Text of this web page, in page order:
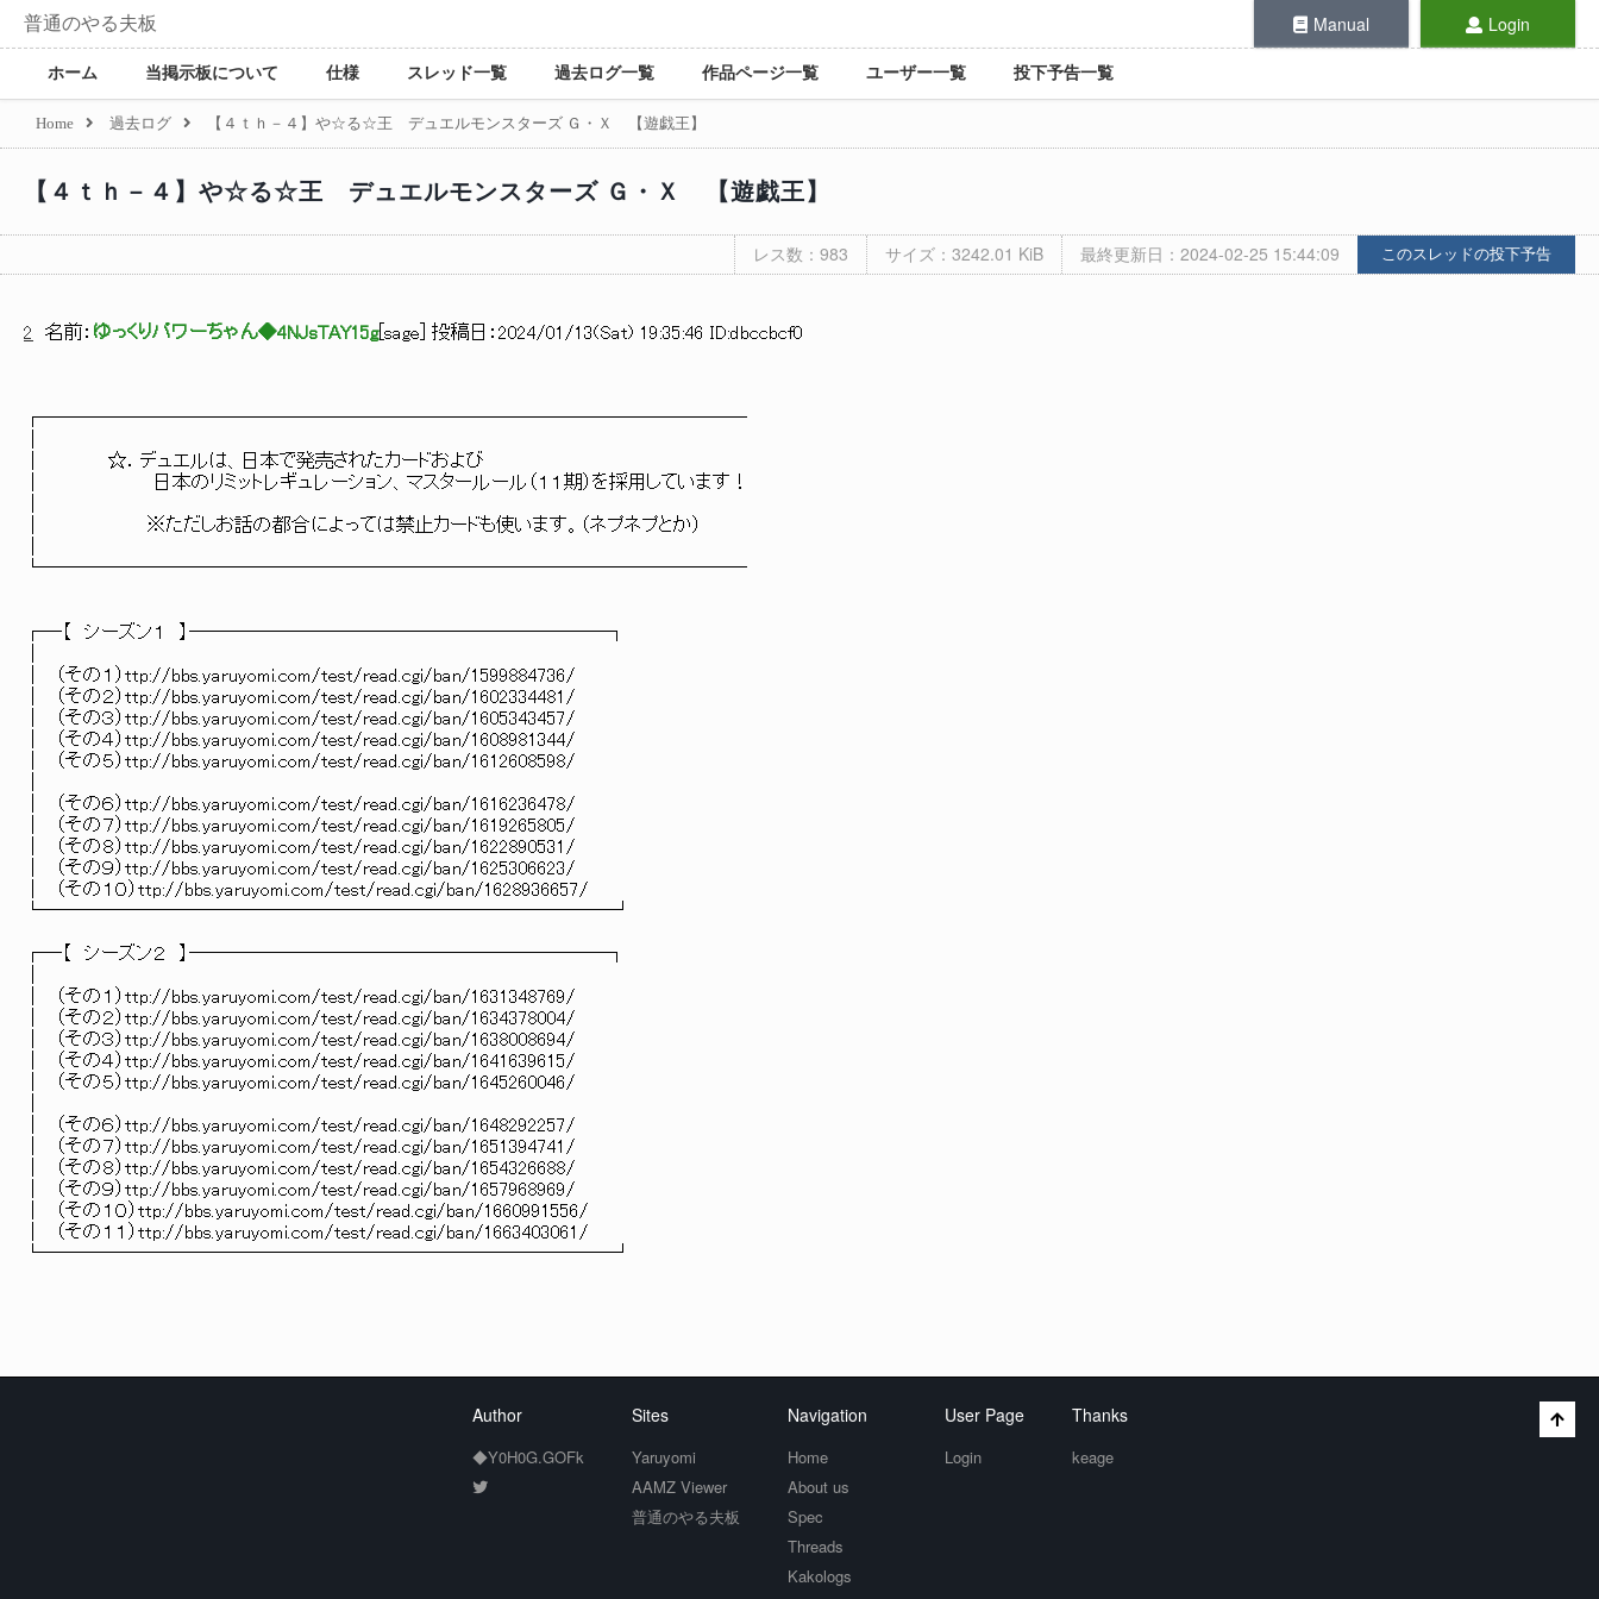
普通のやる夫板 Manual Login
ホーム 当掲示板について 仕様 スレッド一覧 過去ログ一覧 作品ページ一覧 ユーザー一覧 投下予告一覧
Home 過去ログ 【４ｔｈ－４】や☆る☆王 デュエルモンスターズ Ｇ・Ｘ 【遊戯王】
【４ｔｈ－４】や☆る☆王 デュエルモンスターズ Ｇ・Ｘ 【遊戯王】
レス数：983 サイズ：3242.01 KiB 最終更新日：2024-02-25 15:44:09 このスレッドの投下予告
2 名前： ゆっくりパワーちゃん◆4NJsTAY15g[ sage ] 投稿日： 2024/01/13(Sat) 19:35:46 ID:dbccbcf0
┌─────────────────────────────────────
│ ☆．デュエルは、日本で発売されたカードおよび
│ 日本のリミットレギュレーション、マスタールール（１１期）を採用しています！
│ ※ただしお話の都合によっては禁止カードも使います。（ネプネプとか）
└─────────────────────────────────────
┌─【 シーズン１ 】──────────────────────┐
│ （その１）ttp://bbs.yaruyomi.com/test/read.cgi/ban/1599884736/
│ （その２）ttp://bbs.yaruyomi.com/test/read.cgi/ban/1602334481/
│ （その３）ttp://bbs.yaruyomi.com/test/read.cgi/ban/1605343457/
│ （その４）ttp://bbs.yaruyomi.com/test/read.cgi/ban/1608981344/
│ （その５）ttp://bbs.yaruyomi.com/test/read.cgi/ban/1612608598/
│ （その６）ttp://bbs.yaruyomi.com/test/read.cgi/ban/1616236478/
│ （その７）ttp://bbs.yaruyomi.com/test/read.cgi/ban/1619265805/
│ （その８）ttp://bbs.yaruyomi.com/test/read.cgi/ban/1622890531/
│ （その９）ttp://bbs.yaruyomi.com/test/read.cgi/ban/1625306623/
│ （その１０）ttp://bbs.yaruyomi.com/test/read.cgi/ban/1628936657/
└──────────────────────────────┘
┌─【 シーズン２ 】──────────────────────┐
│ （その１）ttp://bbs.yaruyomi.com/test/read.cgi/ban/1631348769/
│ （その２）ttp://bbs.yaruyomi.com/test/read.cgi/ban/1634378004/
│ （その３）ttp://bbs.yaruyomi.com/test/read.cgi/ban/1638008694/
│ （その４）ttp://bbs.yaruyomi.com/test/read.cgi/ban/1641639615/
│ （その５）ttp://bbs.yaruyomi.com/test/read.cgi/ban/1645260046/
│ （その６）ttp://bbs.yaruyomi.com/test/read.cgi/ban/1648292257/
│ （その７）ttp://bbs.yaruyomi.com/test/read.cgi/ban/1651394741/
│ （その８）ttp://bbs.yaruyomi.com/test/read.cgi/ban/1654326688/
│ （その９）ttp://bbs.yaruyomi.com/test/read.cgi/ban/1657968969/
│ （その１０）ttp://bbs.yaruyomi.com/test/read.cgi/ban/1660991556/
│ （その１１）ttp://bbs.yaruyomi.com/test/read.cgi/ban/1663403061/
└──────────────────────────────┘
Author
◆Y0H0G.GOFk
Sites
Yaruyomi
AAMZ Viewer
普通のやる夫板
Navigation
Home
About us
Spec
Threads
Kakologs
User Page
Login
Thanks
keage